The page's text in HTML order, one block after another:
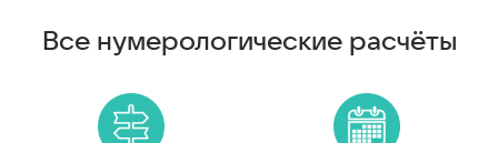
Все нумерологические расчёты